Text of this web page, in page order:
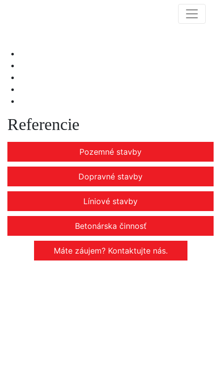
Referencie
Pozemné stavby
Dopravné stavby
Líniové stavby
Betonárska činnosť
Máte záujem? Kontaktujte nás.